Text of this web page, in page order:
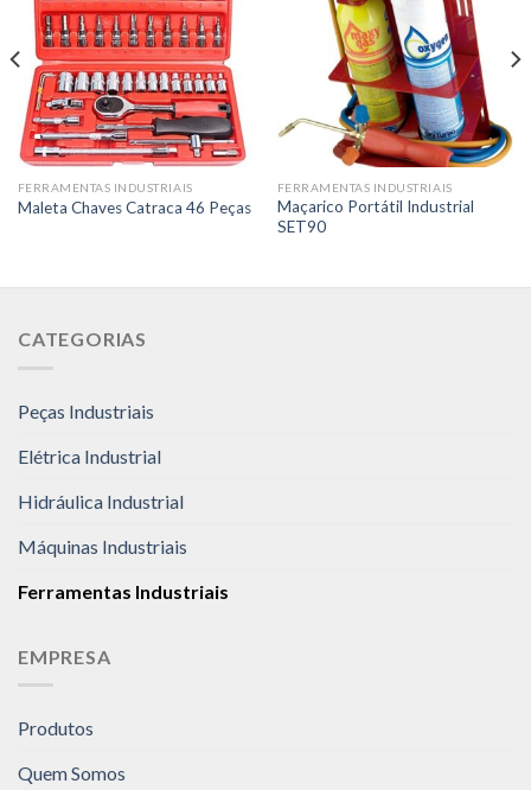
FERRAMENTAS INDUSTRIAIS
Maleta Chaves Catraca 46 Peças
FERRAMENTAS INDUSTRIAIS
Maçarico Portátil Industrial
SET90
CATEGORIAS
Peças Industriais
Elétrica Industrial
Hidráulica Industrial
Máquinas Industriais
Ferramentas Industriais
EMPRESA
Produtos
Quem Somos